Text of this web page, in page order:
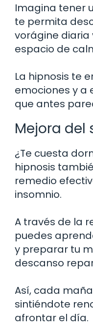
Imagina tener
te permita
vorágine diaria
espacio de
La hipnosis te
emociones y a
que antes
Mejora del
¿Te cuesta
hipnosis
remedio
insomnio.
A través de la
puedes
y preparar tu
descanso
Así, cada
sintiéndote
afrontar el día.